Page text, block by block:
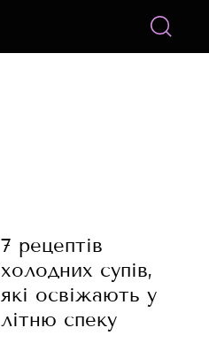
7 рецептів
холодних супів,
які освіжають у
літню спеку